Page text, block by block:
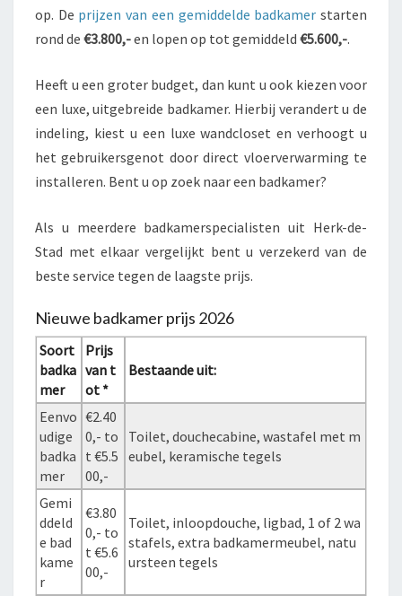
op. De prijzen van een gemiddelde badkamer starten
rond de €3.800,-en lopen op tot gemiddeld €5.600,-.
Heeft u een groter budget, dan kunt u ook kiezen voor
een luxe, uitgebreide badkamer. Hierbij verandert u de
indeling, kiest u een luxe wandcloset en verhoogt u
het gebruikersgenot door direct vloerverwarming te
installeren. Bent u op zoek naar een badkamer?
Als u meerdere badkamerspecialisten uit Herk-de-
Stad met elkaar vergelijkt bent u verzekerd van de
beste service tegen de laagste prijs.
Nieuwe badkamer prijs 2026
Soort
badka
mer
Prijs
van t
ot *
Bestaande uit:
Eenvo
udige
badka
mer
€2.40
0,- to
t €5.5
00,-
Toilet, douchecabine, wastafel met m
eubel, keramische tegels
Gemi
ddeld
e bad
kame
r
€3.80
0,- to
t €5.6
00,-
Toilet, inloopdouche, ligbad, 1 of 2 wa
stafels, extra badkamermeubel, natu
ursteen tegels